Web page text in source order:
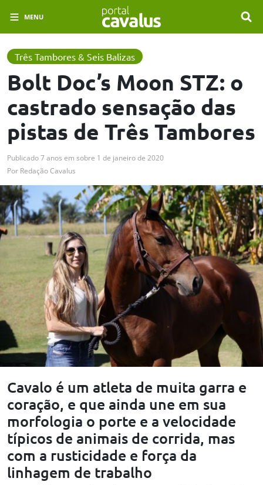
MENU
Três Tambores & Seis Balizas
Bolt Doc’s Moon STZ: o
castrado sensação das
pistas de Três Tambores
Publicado7 anos em sobre 1 de janeiro de 2020
Por Redação Cavalus
Cavalo é um atleta de muita garra e
coração, e que ainda une em sua
morfologia o porte e a velocidade
típicos de animais de corrida, mas
com a rusticidade e força da
linhagem de trabalho